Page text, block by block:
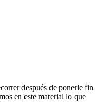
después de ponerle fin
en este material lo que